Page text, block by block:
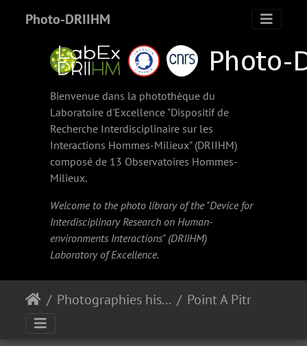
Photo-DRIIHM
Bienvenue dans la photothèque du
Laboratoire d'Excellence "Dispositif de
Recherche Interdisciplinaire sur les
Interactions Hommes-Milieux" (DRIIHM)
composé de 13 Observatoires Hommes-
Milieux.
Welcome to the photo library of the "Device for
Interdisciplinary Research on Human-
environments Interactions" (DRIIHM)
Laboratory of Excellence.
Photographies historiques Point A Pitre